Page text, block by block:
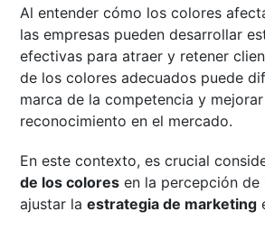
Al entender cómo los colores
las empresas pueden desarrollar
efectivas para atraer y retener
de los colores adecuados puede
marca de la competencia y mejorar
reconocimiento en el mercado.
En este contexto, es crucial
de los colores en la percepción de
ajustar laestrategia de marketing